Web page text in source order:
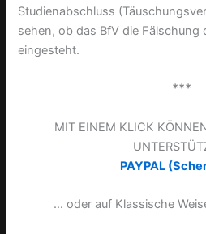
Studienabschluss
sehen, ob das BfV die Fälschung
eingesteht.
***
MIT EINEM KLICK
PAYPAL
… oder auf Klassische